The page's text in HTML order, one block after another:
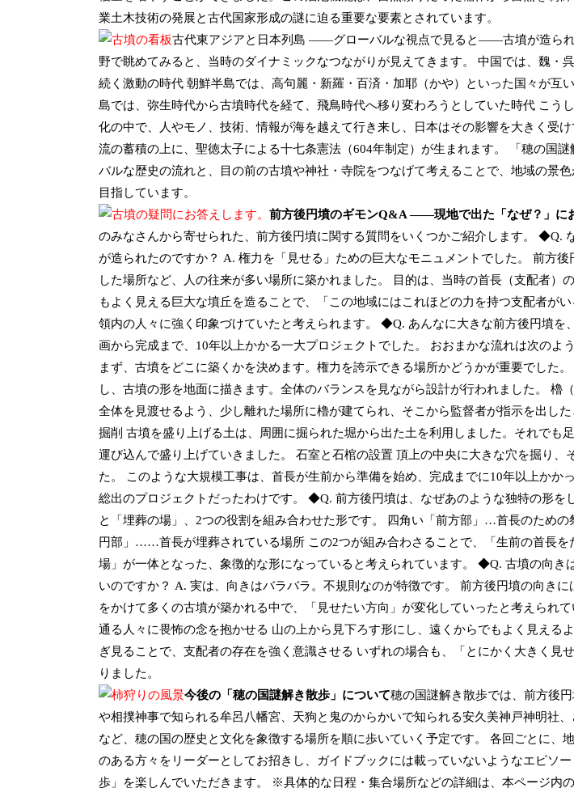
業土木技術の発展と古代国家形成の謎に迫る重要な要素とされています。
古代東アジアと日本列島 ――グローバルな視点で見ると――古墳が造られ
野で眺めてみると、当時のダイナミックなつながりが見えてきます。 中国では、魏・
続く激動の時代 朝鮮半島では、高句麗・新羅・百済・加耶（かや）といった国々が互
島では、弥生時代から古墳時代を経て、飛鳥時代へ移り変わろうとしていた時代 こう
化の中で、人やモノ、技術、情報が海を越えて行き来し、日本はその影響を大きく受
流の蓄積の上に、聖徳太子による十七条憲法（604年制定）が生まれます。 「穂の国
バルな歴史の流れと、目の前の古墳や神社・寺院をつなげて考えることで、地域の景
目指しています。
前方後円墳のギモンQ&A ――現地で出た「なぜ？」
のみなさんから寄せられた、前方後円墳に関する質問をいくつかご紹介します。 ◆Q.
が造られたのですか？ A. 権力を「見せる」ための巨大なモニュメントでした。 前方
した場所など、人の往来が多い場所に築かれました。 目的は、当時の首長（支配者）
もよく見える巨大な墳丘を造ることで、「この地域にはこれほどの力を持つ支配者が
領内の人々に強く印象づけていたと考えられます。 ◆Q. あんなに大きな前方後円墳を
画から完成まで、10年以上かかる一大プロジェクトでした。 おおまかな流れは次のよ
まず、古墳をどこに築くかを決めます。権力を誇示できる場所かどうかが重要でした
し、古墳の形を地面に描きます。全体のバランスを見ながら設計が行われました。 櫓
全体を見渡せるよう、少し離れた場所に櫓が建てられ、そこから監督者が指示を出し
掘削 古墳を盛り上げる土は、周囲に掘られた堀から出た土を利用しました。それでも
運び込んで盛り上げていきました。 石室と石棺の設置 頂上の中央に大きな穴を掘り、
た。 このような大規模工事は、首長が生前から準備を始め、完成までに10年以上かか
総出のプロジェクトだったわけです。 ◆Q. 前方後円墳は、なぜあのような独特の形を
と「埋葬の場」、2つの役割を組み合わせた形です。 四角い「前方部」…首長のため
円部」……首長が埋葬されている場所 この2つが組み合わさることで、「生前の首長を
場」が一体となった、象徴的な形になっていると考えられています。 ◆Q. 古墳の向き
いのですか？ A. 実は、向きはバラバラ。不規則なのが特徴です。 前方後円墳の向き
をかけて多くの古墳が築かれる中で、「見せたい方向」が変化していったと考えられ
通る人々に畏怖の念を抱かせる 山の上から見下ろす形にし、遠くからでもよく見える
ぎ見ることで、支配者の存在を強く意識させる いずれの場合も、「とにかく大きく見
りました。
今後の「穂の国謎解き散歩」について穂の国謎解き散歩では、前方後
や相撲神事で知られる牟呂八幡宮、天狗と鬼のからかいで知られる安久美神戸神明社
など、穂の国の歴史と文化を象徴する場所を順に歩いていく予定です。 各回ごとに、
のある方々をリーダーとしてお招きし、ガイドブックには載っていないようなエピソ
歩」を楽しんでいただきます。 ※具体的な日程・集合場所などの詳細は、本ページ内の